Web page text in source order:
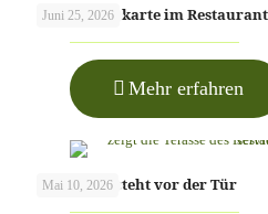
Juni 25, 2026
Neue Speisekarte im Restaurant
Mehr erfahren
Mai 10, 2026
Herrentag steht vor der Tür